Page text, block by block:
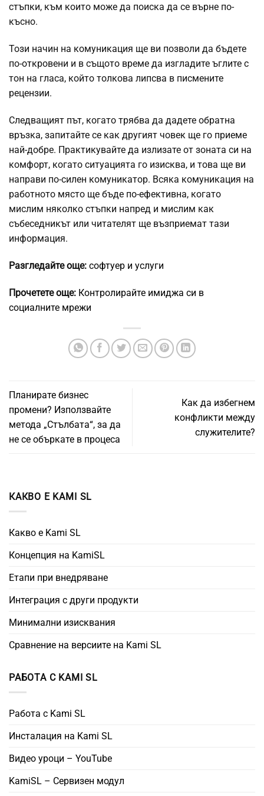
стъпки, към които може да поиска да се върне по-
късно.
Този начин на комуникация ще ви позволи да бъдете
по-откровени и в същото време да изгладите ъглите с
тон на гласа, който толкова липсва в писмените
рецензии.
Следващият път, когато трябва да дадете обратна
връзка, запитайте се как другият човек ще го приеме
най-добре. Практикувайте да излизате от зоната си на
комфорт, когато ситуацията го изисква, и това ще ви
направи по-силен комуникатор. Всяка комуникация на
работното място ще бъде по-ефективна, когато
мислим няколко стъпки напред и мислим как
събеседникът или читателят ще възприемат тази
информация.
Разгледайте още: софтуер и услуги
Прочетете още: Контролирайте имиджа си в
социалните мрежи
Планирате бизнес
промени? Използвайте
метода „Стълбата“, за да
не се объркате в процеса
Как да избегнем
конфликти между
служителите?
КАКВО Е KAMI SL
Какво е Kami SL
Концепция на KamiSL
Етапи при внедряване
Интеграция с други продукти
Минимални изисквания
Сравнение на версиите на Kami SL
РАБОТА С KAMI SL
Работа с Kami SL
Инсталация на Kami SL
Видео уроци – YouTube
KamiSL – Сервизен модул